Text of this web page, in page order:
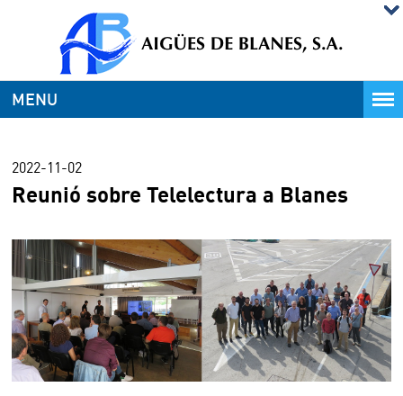
MENU
2022-11-02
Reunió sobre Telelectura a Blanes